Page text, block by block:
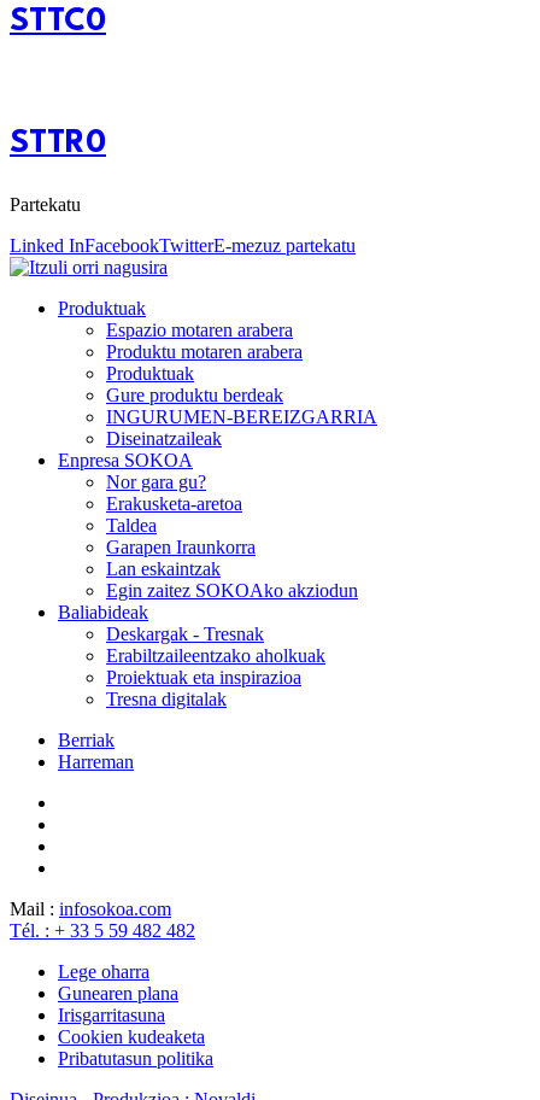
STTC0
STTR0
Partekatu
Linked InFacebookTwitterE-mezuz partekatu
Produktuak
Espazio motaren arabera
Produktu motaren arabera
Produktuak
Gure produktu berdeak
INGURUMEN-BEREIZGARRIA
Diseinatzaileak
Enpresa SOKOA
Nor gara gu?
Erakusketa-aretoa
Taldea
Garapen Iraunkorra
Lan eskaintzak
Egin zaitez SOKOAko akziodun
Baliabideak
Deskargak - Tresnak
Erabiltzaileentzako aholkuak
Proiektuak eta inspirazioa
Tresna digitalak
Berriak
Harreman
Mail : infosokoa.com
Tél. : + 33 5 59 482 482
Lege oharra
Gunearen plana
Irisgarritasuna
Cookien kudeaketa
Pribatutasun politika